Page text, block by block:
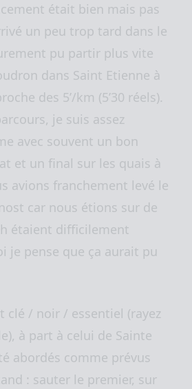
était bien mais pas
un peu trop tard dans le
pu partir plus vite
dans Saint Etienne à
des 5’/km (5’30 réels).
je suis assez
avec souvent un bon
et un final sur les quais à
avions franchement levé le
car nous étions sur de
étaient difficilement
je pense que ça aurait pu
clé / noir / essentiel (rayez
à part à celui de Sainte
abordés comme prévus
: sauter le premier, sur